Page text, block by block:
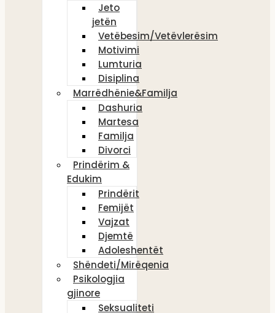
Jeto
jetën
Vetëbesim/Vetëvlerësim
Motivimi
Lumturia
Disiplina
Marrëdhënie&Familja
Dashuria
Martesa
Familja
Divorci
Prindërim &
Edukim
Prindërit
Femijët
Vajzat
Djemtë
Adoleshentët
Shëndeti/Mirëqenia
Psikologjia
gjinore
Seksualiteti